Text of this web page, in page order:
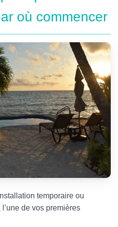
où commencer
temporaire ou
de vos premières